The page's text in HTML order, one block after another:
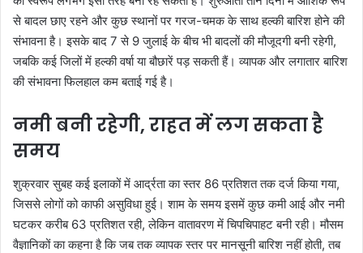
से बादल छाए रहने और कुछ स्थानों पर गरज-चमक के साथ हल्की बारिश होने की
संभावना है। इसके बाद 7 से 9 जुलाई के बीच भी बादलों की मौजूदगी बनी रहेगी,
जबकि कई जिलों में हल्की वर्षा या बौछारें पड़ सकती हैं। व्यापक और लगातार बारिश
की संभावना फिलहाल कम बताई गई है।
नमी बनी रहेगी, राहत में लग सकता है
समय
शुक्रवार सुबह कई इलाकों में आर्द्रता का स्तर 86 प्रतिशत तक दर्ज किया गया,
जिससे लोगों को काफी असुविधा हुई। शाम के समय इसमें कुछ कमी आई और नमी
घटकर करीब 63 प्रतिशत रही, लेकिन वातावरण में चिपचिपाहट बनी रही। मौसम
वैज्ञानिकों का कहना है कि जब तक व्यापक स्तर पर मानसूनी बारिश नहीं होती, तब